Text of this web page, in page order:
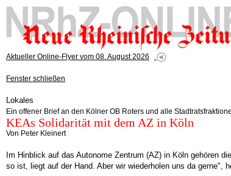
Aktueller Online-Flyer vom 08. August 2026
Fenster schließen
Lokales
Ein offener Brief an den Kölner OB Roters und alle
KEAs Solidarität mit dem AZ in Köln
Von Peter Kleinert
Im Hinblick auf das Autonome Zentrum (AZ) in Köln gehören
so ist, liegt auf der Hand. Aber wir wiederholen uns da